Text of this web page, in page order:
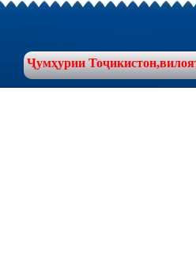
Ҷумҳурии